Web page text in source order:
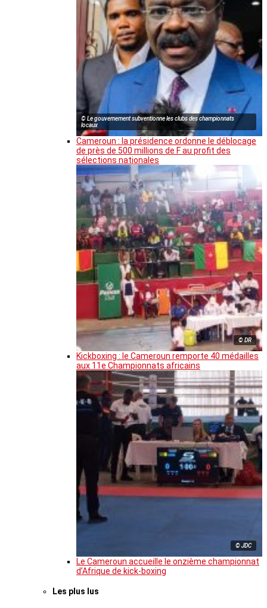
© Le gouvernement subventionne les clubs des championnats
locaux
Cameroun : la présidence ordonne le déblocage
de près de 500 millions de F au profit des
sélections nationales
© DR
Kickboxing : le Cameroun remporte 40 médailles
aux 11e Championnats africains
© JDC
Le Cameroun accueille le onzième championnat
d’Afrique de kick-boxing
Les plus lus